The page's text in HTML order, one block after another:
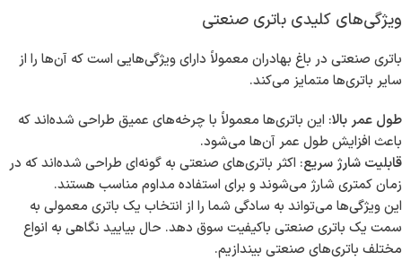
ویژگی‌های کلیدی باتری صنعتی
باتری صنعتی در باغ بهادران معمولاً دارای ویژگی‌هایی است که آن‌ها را از
سایر باتری‌ها متمایز می‌کند.
طول عمر بالا: این باتری‌ها معمولاً با چرخه‌های عمیق طراحی شده‌اند که
باعث افزایش طول عمر آن‌ها می‌شود.
قابلیت شارژ سریع: اکثر باتری‌های صنعتی به گونه‌ای طراحی شده‌اند که در
زمان کمتری شارژ می‌شوند و برای استفاده مداوم مناسب هستند.
این ویژگی‌ها می‌تواند به سادگی شما را از انتخاب یک باتری معمولی به
سمت یک باتری صنعتی باکیفیت سوق دهد. حال بیایید نگاهی به انواع
مختلف باتری‌های صنعتی بیندازیم.